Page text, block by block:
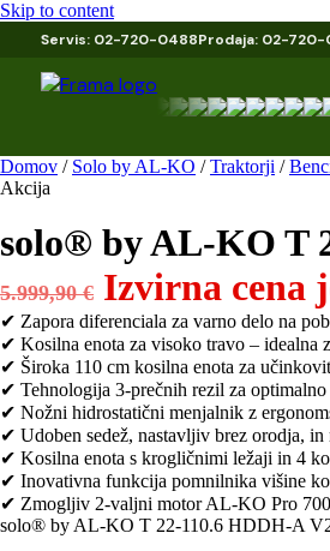
Skip to content
Servis: 02-720-0488Prodaja: 02-
Domov / Solo by AL-KO /Traktorji /
Akcija
solo® by AL-KO T
5.999,90€ Izvirna cena
✔ Zapora diferenciala za varno delo na
✔ Kosilna enota za visoko travo – idealna
✔ Široka 110 cm kosilna enota za
✔ Tehnologija 3-prečnih rezil za
✔ Nožni hidrostatični menjalnik z
✔ Udoben sedež, nastavljiv brez orodja,
✔ Kosilna enota s krogličnimi ležaji in 4
✔ Inovativna funkcija pomnilnika višine
✔ Zmogljiv 2-valjni motor AL-KO Pro
solo® by AL-KO T 22-110.6 HDDH-A